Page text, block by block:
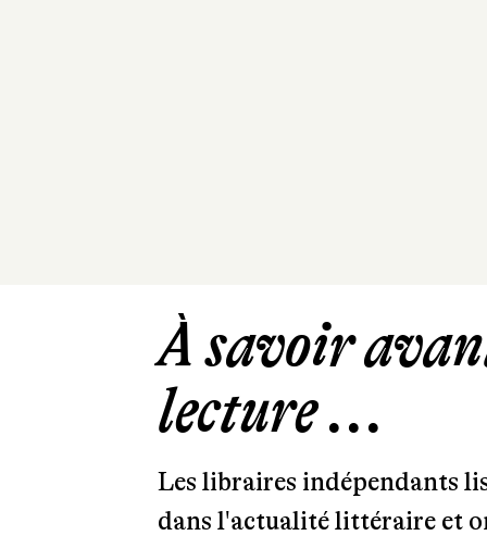
À savoir
lecture ...
Les libraires indépendants
dans l'actualité littéraire et